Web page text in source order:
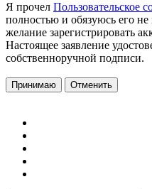
Я прочел Пользовательское
полностью и обязуюсь его
желание зарегистрировать
Настоящее заявление
собственноручной подписи.
Принимаю Отменить